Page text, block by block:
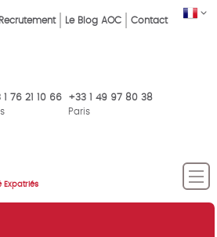
FR
Recrutement Le Blog AOC Contact
1 76 21 10 66
+33 1 49 97 80 38
Paris
Expatriés